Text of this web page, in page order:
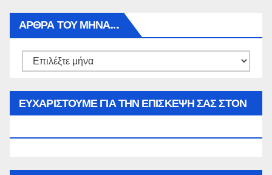
ΑΡΘΡΑ ΤΟΥ ΜΉΝΑ…
Αρθρα
ΕΥΧΑΡΙΣΤΟΥΜΕ ΓΙΑ ΤΗΝ ΕΠΙΣΚΕΨΗ ΣΑΣ ΣΤΟΝ